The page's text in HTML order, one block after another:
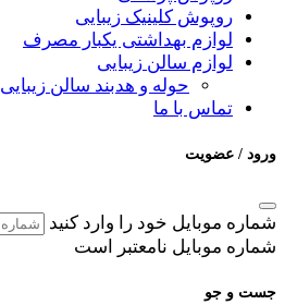
روپوش کلینیک زیبایی
لوازم بهداشتی یکبار مصرف
لوازم سالن زیبایی
حوله و هدبند سالن زیبایی
تماس با ما
ورود / عضویت
شماره موبایل خود را وارد کنید
شماره موبایل نامعتبر است
جست و جو